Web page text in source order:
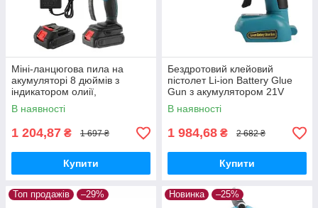
Міні-ланцюгова пила на
акумуляторі 8 дюймів з
індикатором олиії,
комплектується двома
батареями
В наявності
1 204,87 ₴ 1 697 ₴
Купити
Бездротовий клейовий
пістолет Li-ion Battery Glue
Gun з акумулятором 21V
Синій
В наявності
1 984,68 ₴ 2 682 ₴
Купити
Топ продажів –29% Новинка –25%